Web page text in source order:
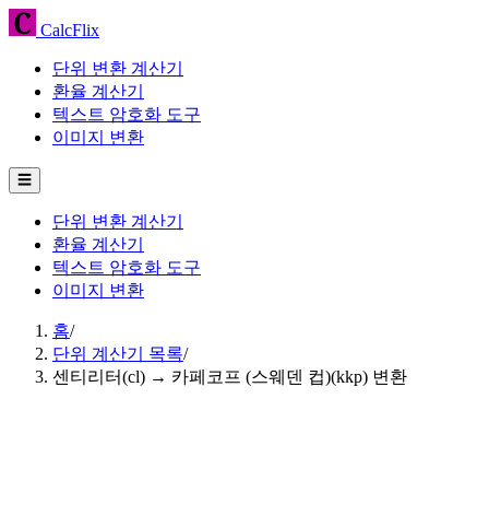
CalcFlix
단위 변환 계산기
환율 계산기
텍스트 암호화 도구
이미지 변환
☰
단위 변환 계산기
환율 계산기
텍스트 암호화 도구
이미지 변환
홈/
단위 계산기 목록/
센티리터(cl) → 카페코프 (스웨덴 컵)(kkp) 변환